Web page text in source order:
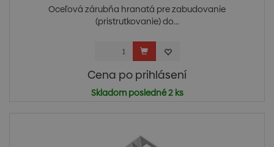
Oceľová zárubňa hranatá pre zabudovanie
(pristrutkovanie) do...
Cena po prihlásení
Skladom posledné 2 ks